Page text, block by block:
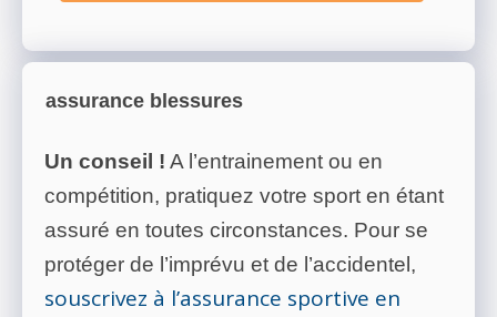
assurance blessures
Un conseil ! A l’entrainement ou en
compétition, pratiquez votre sport en étant
assuré en toutes circonstances. Pour se
protéger de l’imprévu et de l’accidentel,
souscrivez à l’assurance sportive en